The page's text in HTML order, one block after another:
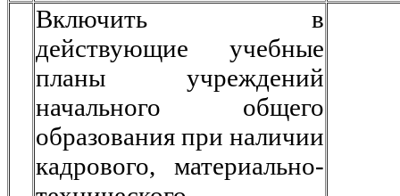
Включить в
действующие учебные
планы учреждений
начального общего
образования при наличии
кадрового, материально-